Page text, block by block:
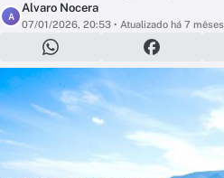
A
Alvaro Nocera
07/01/2026, 20:53 • Atualizado há 7 mêses